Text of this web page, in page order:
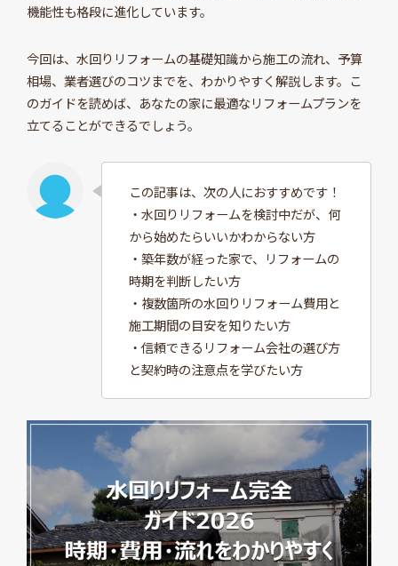
機能性も格段に進化しています。
今回は、水回りリフォームの基礎知識から施工の流れ、予算
相場、業者選びのコツまでを、わかりやすく解説します。こ
のガイドを読めば、あなたの家に最適なリフォームプランを
立てることができるでしょう。
この記事は、次の人におすすめです！
・水回りリフォームを検討中だが、何
から始めたらいいかわからない方
・築年数が経った家で、リフォームの
時期を判断したい方
・複数箇所の水回りリフォーム費用と
施工期間の目安を知りたい方
・信頼できるリフォーム会社の選び方
と契約時の注意点を学びたい方